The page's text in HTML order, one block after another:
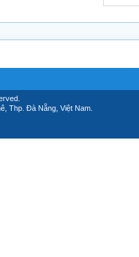
Thp. Đà Nẵng, Việt Nam.